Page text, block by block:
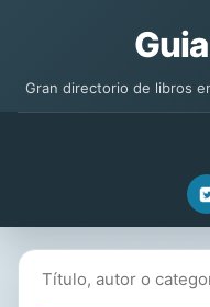
Gran directorio de libros